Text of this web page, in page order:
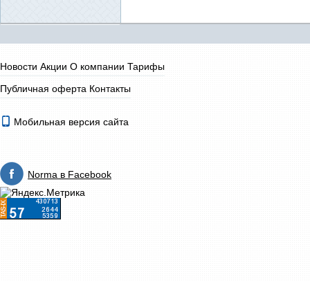
Новости Акции О компании Тарифы
Публичная оферта Контакты
Мобильная версия сайта
Norma в Facebook